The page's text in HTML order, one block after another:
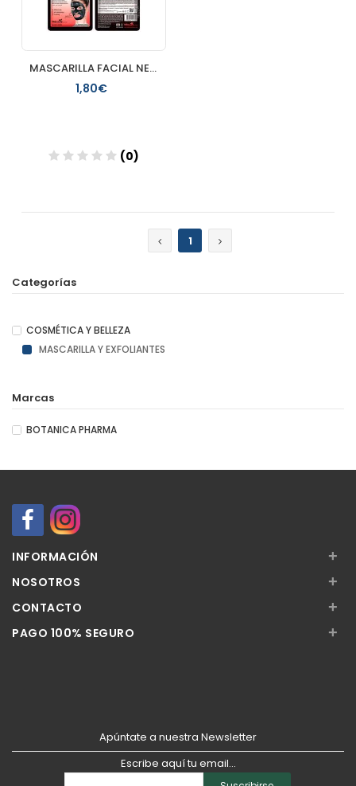
MASCARILLA FACIAL NEGR ANTI IMPERFECCIONES
1,80€
(0)
1
Categorías
COSMÉTICA Y BELLEZA
MASCARILLA Y EXFOLIANTES
Marcas
BOTANICA PHARMA
INFORMACIÓN +
NOSOTROS +
CONTACTO +
PAGO 100% SEGURO +
Apúntate a nuestra Newsletter
Escribe aquí tu email...